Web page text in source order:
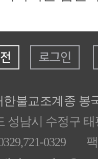
로그인
한불교조계종 봉
성남시 수정구
0329 팩